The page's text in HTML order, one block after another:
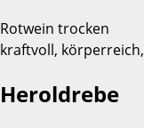
Rotwein trocken
kraftvoll,
Heroldrebe